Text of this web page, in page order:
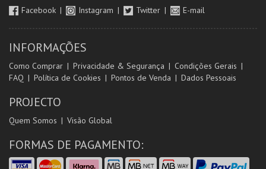
Facebook Instagram Twitter E-mail
INFORMAÇÕES
Como Comprar Privacidade & Segurança
Condições Gerais
FAQ
Política de Cookies Pontos de Venda Dados Pessoais
PROJECTO
Quem Somos Visão Global
FORMAS DE PAGAMENTO: